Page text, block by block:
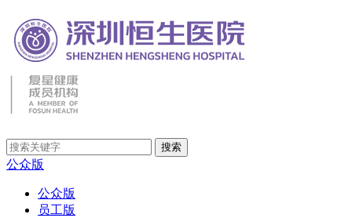
公众版
公众版
员工版